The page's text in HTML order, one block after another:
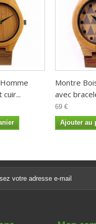
Montre
avec
69 €
Ajouter au